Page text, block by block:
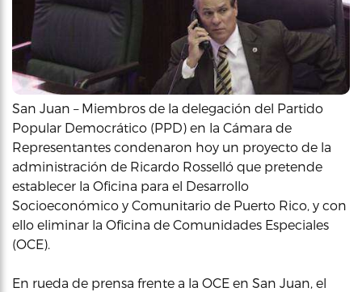
San Juan – Miembros de la delegación del Partido
Popular Democrático (PPD) en la Cámara de
Representantes condenaron hoy un proyecto de la
administración de Ricardo Rosselló que pretende
establecer la Oficina para el Desarrollo
Socioeconómico y Comunitario de Puerto Rico, y con
ello eliminar la Oficina de Comunidades Especiales
(OCE).
En rueda de prensa frente a la OCE en San Juan, el